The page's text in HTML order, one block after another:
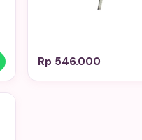
Rp 546.000